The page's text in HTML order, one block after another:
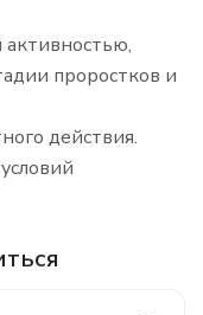
проростков и
действия.